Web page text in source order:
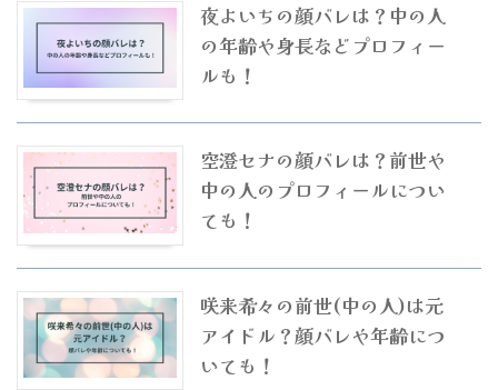
夜よいちの顔バレは？中の人
の年齢や身長などプロフィー
ルも！
空澄セナの顔バレは？前世や
中の人のプロフィールについ
ても！
咲来希々の前世(中の人)は元
アイドル？顔バレや年齢につ
いても！